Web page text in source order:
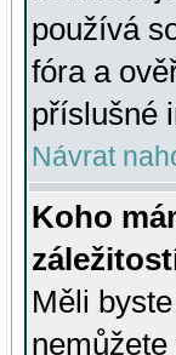
používá
fóra a
příslušné
Návrat
Koho
Měli